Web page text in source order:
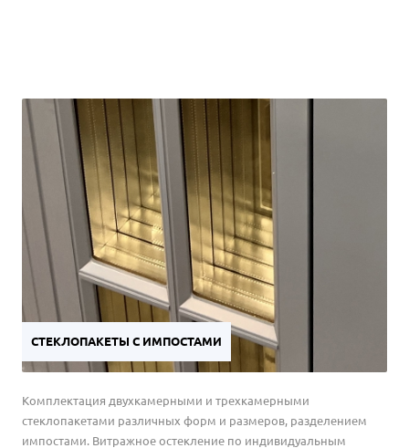
СТЕКЛОПАКЕТЫ С ИМПОСТАМИ
Комплектация двухкамерными и трехкамерными
стеклопакетами различных форм и размеров, разделением
импостами. Витражное остекление по индивидуальным